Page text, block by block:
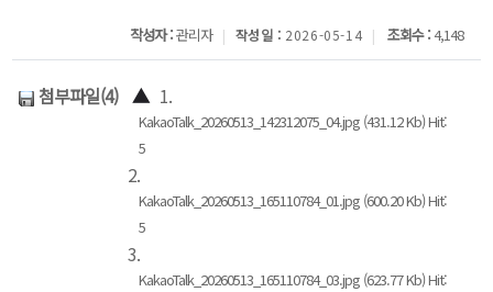
작성자 :관리자 작성일 : 2026-05-14 조회수 :4,148
첨부파일(4) ▲ 1.
KakaoTalk_20260513_142312075_04.jpg (431.12 Kb) Hit:
5
2.
KakaoTalk_20260513_165110784_01.jpg (600.20 Kb) Hit:
5
3.
KakaoTalk_20260513_165110784_03.jpg (623.77 Kb) Hit: